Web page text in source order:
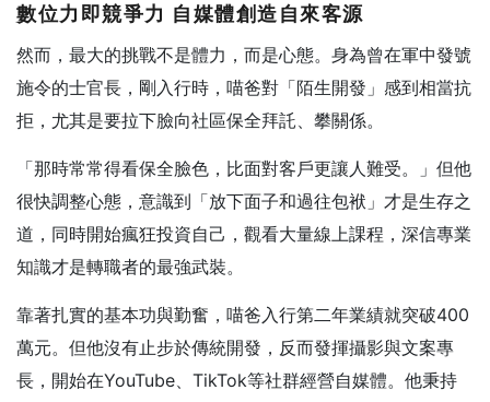
數位力即競爭力 自媒體創造自來客源
然而，最大的挑戰不是體力，而是心態。身為曾在軍中發號
施令的士官長，剛入行時，喵爸對「陌生開發」感到相當抗
拒，尤其是要拉下臉向社區保全拜託、攀關係。
「那時常常得看保全臉色，比面對客戶更讓人難受。」但他
很快調整心態，意識到「放下面子和過往包袱」才是生存之
道，同時開始瘋狂投資自己，觀看大量線上課程，深信專業
知識才是轉職者的最強武裝。
靠著扎實的基本功與勤奮，喵爸入行第二年業績就突破400
萬元。但他沒有止步於傳統開發，反而發揮攝影與文案專
長，開始在YouTube、TikTok等社群經營自媒體。他秉持